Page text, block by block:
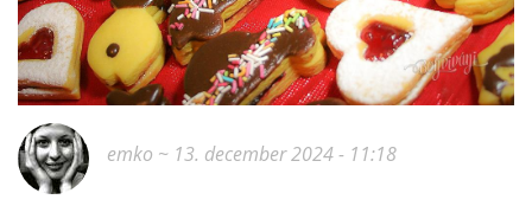
emko ~ 13. december 2024 - 11:18